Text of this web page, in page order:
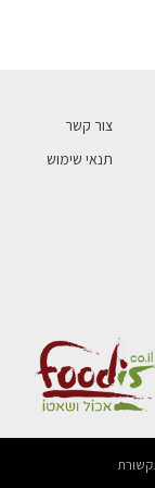
צור קשר
תנאי שימוש